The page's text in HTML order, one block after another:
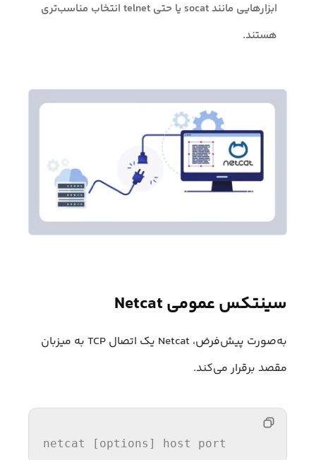
ابزارهایی مانند socat یا حتی telnet انتخاب مناسب‌تری
هستند.
سینتکس عمومی Netcat
به‌صورت پیش‌فرض، Netcat یک اتصال TCP به میزبان
مقصد برقرار می‌کند.
netcat [options]